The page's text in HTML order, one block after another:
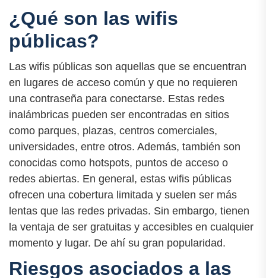
¿Qué son las wifis
públicas?
Las wifis públicas son aquellas que se encuentran
en lugares de acceso común y que no requieren
una contraseña para conectarse. Estas redes
inalámbricas pueden ser encontradas en sitios
como parques, plazas, centros comerciales,
universidades, entre otros. Además, también son
conocidas como hotspots, puntos de acceso o
redes abiertas. En general, estas wifis públicas
ofrecen una cobertura limitada y suelen ser más
lentas que las redes privadas. Sin embargo, tienen
la ventaja de ser gratuitas y accesibles en cualquier
momento y lugar. De ahí su gran popularidad.
Riesgos asociados a las